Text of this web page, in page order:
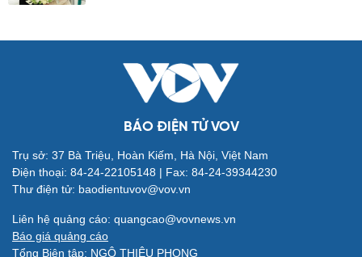
Chuyển đổi số
Làm đẹp - giảm cân
Ăn sạch sống khỏe
Đời sống
Nhà đẹp
Blog
Văn hóa
Âm nhạc
BÁO ĐIỆN TỬ VOV
Trụ sở: 37 Bà Triệu, Hoàn Kiếm, Hà Nội, Việt Nam
Điện thoại: 84-24-22105148 | Fax: 84-24-39344230
Thư điện tử: baodientuvov@vov.vn
Liên hệ quảng cáo: quangcao@vovnews.vn
Báo giá quảng cáo
Tổng Biên tập: NGÔ THIỆU PHONG